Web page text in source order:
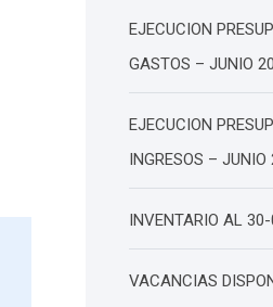
EJECUCION
GASTOS – JUNIO
EJECUCION
INGRESOS – JUNIO
INVENTARIO AL
VACANCIAS